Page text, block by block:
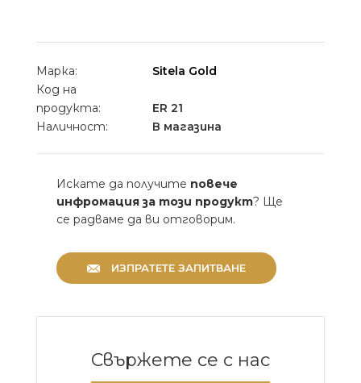
Марка:
Sitela Gold
Код на
продукта:
ER 21
Наличност:
В магазина
Искате да получите повече
инфромация за този продукт? Ще
се радваме да ви отговорим.
ИЗПРАТЕТЕ ЗАПИТВАНЕ
Свържете се с нас